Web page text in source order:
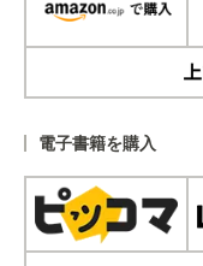
電子書籍を購入